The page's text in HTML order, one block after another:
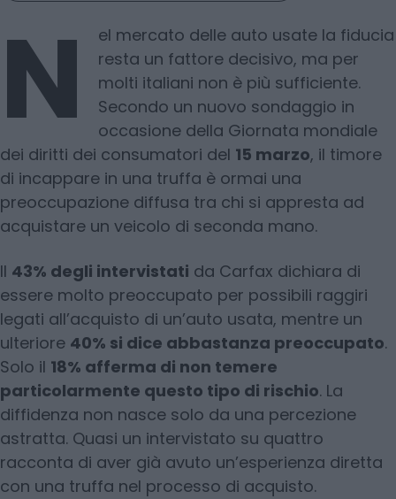
N
el mercato delle auto usate la fiducia
resta un fattore decisivo, ma per
molti italiani non è più sufficiente.
Secondo un nuovo sondaggio in
occasione della Giornata mondiale
dei diritti dei consumatori del 15 marzo, il timore
di incappare in una truffa è ormai una
preoccupazione diffusa tra chi si appresta ad
acquistare un veicolo di seconda mano.
Il 43% degli intervistati da Carfax dichiara di
essere molto preoccupato per possibili raggiri
legati all’acquisto di un’auto usata, mentre un
ulteriore 40% si dice abbastanza preoccupato.
Solo il 18% afferma di non temere
particolarmente questo tipo di rischio. La
diffidenza non nasce solo da una percezione
astratta. Quasi un intervistato su quattro
racconta di aver già avuto un’esperienza diretta
con una truffa nel processo di acquisto.